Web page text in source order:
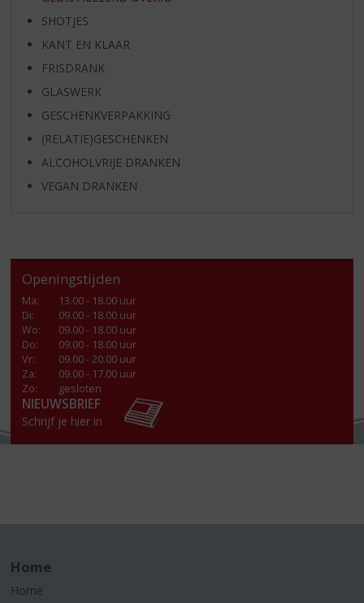
SHOTJES
KANT EN KLAAR
FRISDRANK
GLASWERK
GESCHENKVERPAKKING
(RELATIE)GESCHENKEN
ALCOHOLVRIJE DRANKEN
VEGAN DRANKEN
Openingstijden
Ma:
13.00 - 18.00 uur
Di:
09.00 - 18.00 uur
Wo:
09.00 - 18.00 uur
Do:
09.00 - 18.00 uur
Vr:
09.00 - 20.00 uur
Za:
09.00 - 17.00 uur
Zo:
gesloten
NIEUWSBRIEF
Schrijf je hier in
Home
Home